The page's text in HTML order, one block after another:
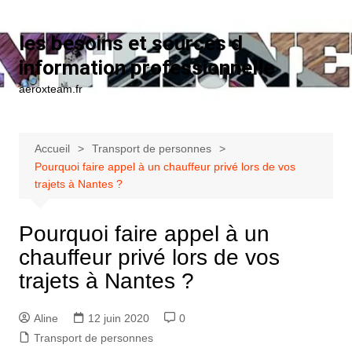
les besoins et sources d
information professionnelle
aeroxteam.fr
Accueil
Transport de personnes
Pourquoi faire appel à un chauffeur privé lors de vos
trajets à Nantes ?
Pourquoi faire appel à un
chauffeur privé lors de vos
trajets à Nantes ?
Aline 12 juin 2020
0
Transport de personnes